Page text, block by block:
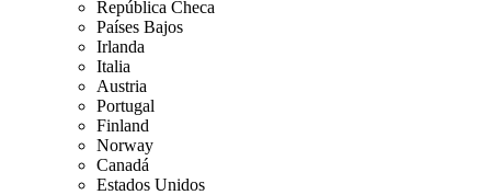
República Checa
Países Bajos
Irlanda
Italia
Austria
Portugal
Finland
Norway
Canadá
Estados Unidos